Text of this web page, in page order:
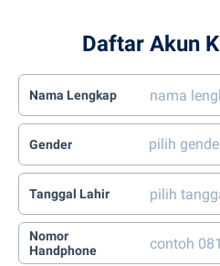
Daftar Akun
Nama Lengkap
Gender
Tanggal Lahir
Nomor
Handphone